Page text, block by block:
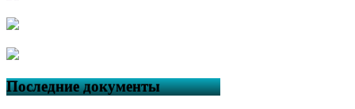
Последние документы